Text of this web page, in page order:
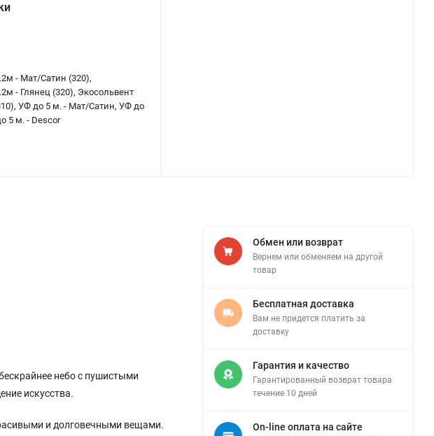
- Мат/Сатин (320),
- Глянец (320), Экосольвент
УФ до 5 м. - Мат/Сатин, УФ до
5 м. - Descor
небо с пушистыми
искусства.
и долговечными вещами.
Обмен или возврат
Вернем или обменяем на другой
товар
Бесплатная доставка
Вам не придется платить за
доставку
Гарантия и качество
Гарантированный возврат товара
течение 10 дней
On-line оплата на сайте